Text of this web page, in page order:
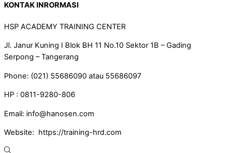
KONTAK INRORMASI
HSP ACADEMY TRAINING CENTER
Jl. Janur Kuning I Blok BH 11 No.10 Sektor 1B – Gading
Serpong – Tangerang
Phone: (021) 55686090 atau 55686097
HP : 0811-9280-806
Email: info@hanosen.com
Website: https://training-hrd.com